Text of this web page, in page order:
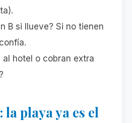
B si llueve? Si no tienen
al hotel o cobran extra
playa ya es el